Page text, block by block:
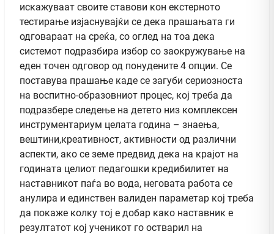
искажуваат своите ставови кон екстерното
тестирање изјаснувајќи се дека прашањата ги
одговараат на среќа, со оглед на тоа дека
системот подразбира избор со заокружување на
еден точен одговор од понудените 4 опции. Се
поставува прашање каде се загуби сериозноста
на воспитно-образовниот процес, кој треба да
подразбере следење на детето низ комплексен
инструментариум целата година – знаења,
вештини,креативност, активности од различни
аспекти, ако се земе предвид дека на крајот на
годината целиот педагошки кредибилитет на
наставникот паѓа во вода, неговата работа се
анулира и единствен валиден параметар кој треба
да покаже колку тој е добар како наставник е
резултатот кој ученикот го остварил на